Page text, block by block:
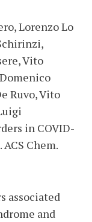
Lorenzo Lo
Vito
Ruvo, Vito
in COVID-
Chem.
associated
and